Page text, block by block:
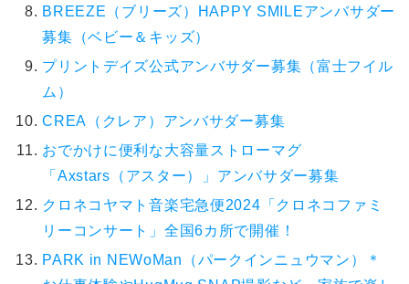
BREEZE（ブリーズ）HAPPY SMILEアンバサダー
募集（ベビー＆キッズ）
プリントデイズ公式アンバサダー募集（富士フイル
ム）
CREA（クレア）アンバサダー募集
おでかけに便利な大容量ストローマグ
「Axstars（アスター）」アンバサダー募集
クロネコヤマト音楽宅急便2024「クロネコファミ
リーコンサート」全国6カ所で開催！
PARK in NEWoMan（パークインニュウマン）＊